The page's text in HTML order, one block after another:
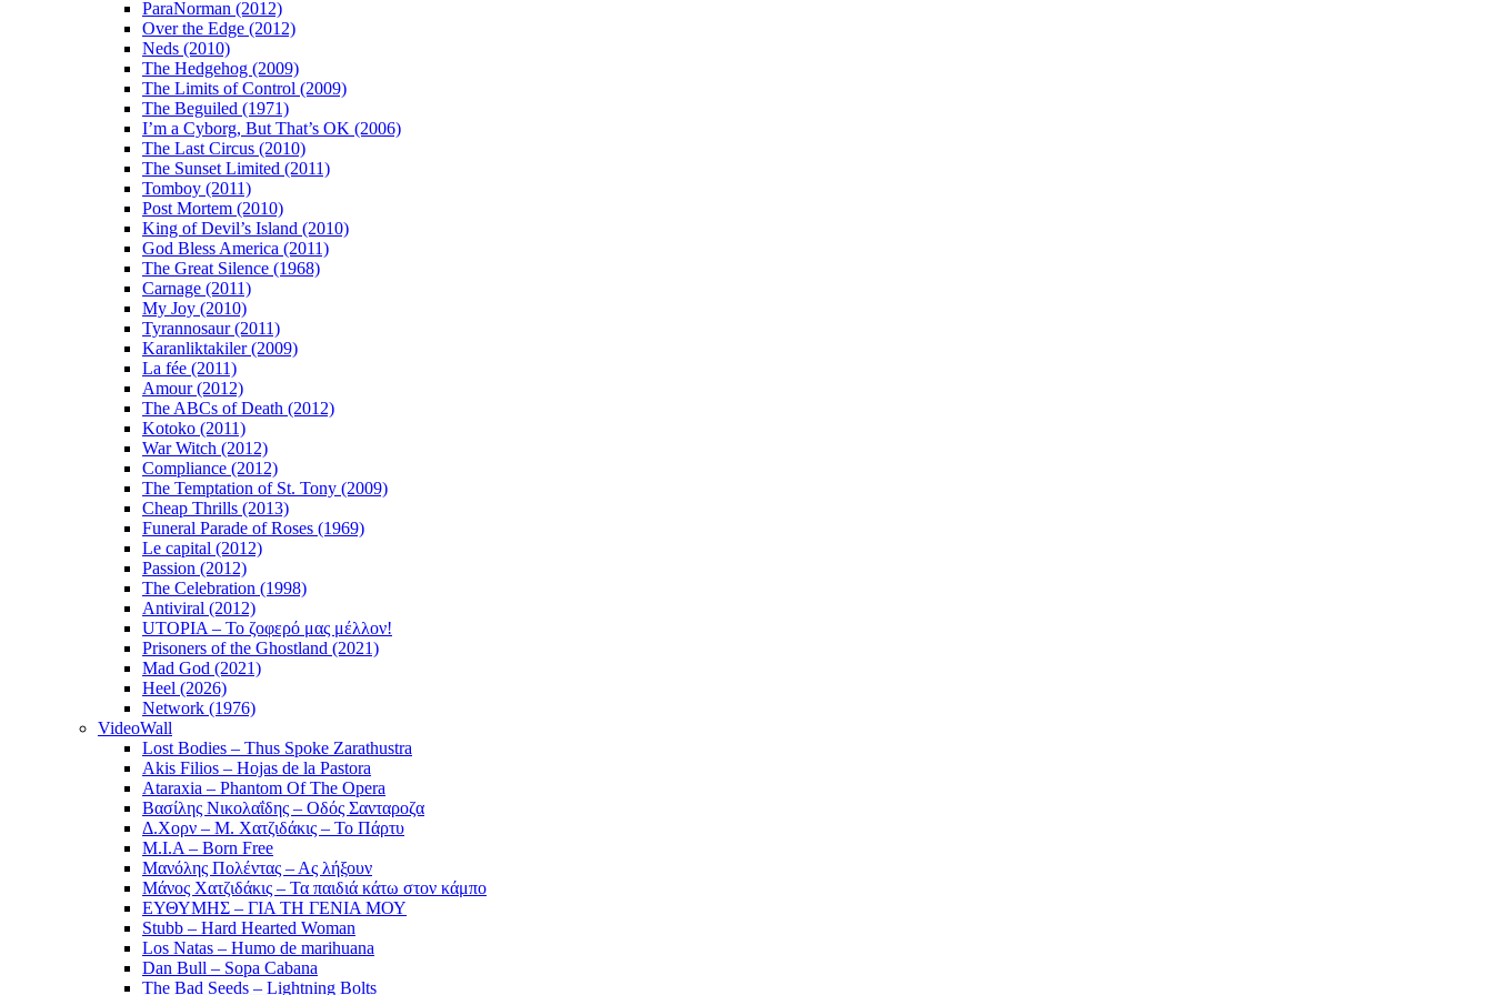
ParaNorman (2012)
Over the Edge (2012)
Neds (2010)
The Hedgehog (2009)
The Limits of Control (2009)
The Beguiled (1971)
I’m a Cyborg, But That’s OK (2006)
The Last Circus (2010)
The Sunset Limited (2011)
Tomboy (2011)
Post Mortem (2010)
King of Devil’s Island (2010)
God Bless America (2011)
The Great Silence (1968)
Carnage (2011)
My Joy (2010)
Tyrannosaur (2011)
Karanliktakiler (2009)
La fée (2011)
Amour (2012)
The ABCs of Death (2012)
Kotoko (2011)
War Witch (2012)
Compliance (2012)
The Temptation of St. Tony (2009)
Cheap Thrills (2013)
Funeral Parade of Roses (1969)
Le capital (2012)
Passion (2012)
The Celebration (1998)
Antiviral (2012)
UTOPIA – Το ζοφερό μας μέλλον!
Prisoners of the Ghostland (2021)
Mad God (2021)
Heel (2026)
Network (1976)
VideoWall
Lost Bodies – Thus Spoke Zarathustra
Akis Filios – Hojas de la Pastora
Ataraxia – Phantom Of The Opera
Βασίλης Νικολαΐδης – Οδός Σανταροζα
Δ.Χορν – Μ. Χατζιδάκις – Το Πάρτυ
M.I.A – Born Free
Μανόλης Πολέντας – Ας λήξουν
Μάνος Χατζιδάκις – Τα παιδιά κάτω στον κάμπο
ΕΥΘΥΜΗΣ – ΓΙΑ ΤΗ ΓΕΝΙΑ ΜΟΥ
Stubb – Hard Hearted Woman
Los Natas – Humo de marihuana
Dan Bull – Sopa Cabana
The Bad Seeds – Lightning Bolts